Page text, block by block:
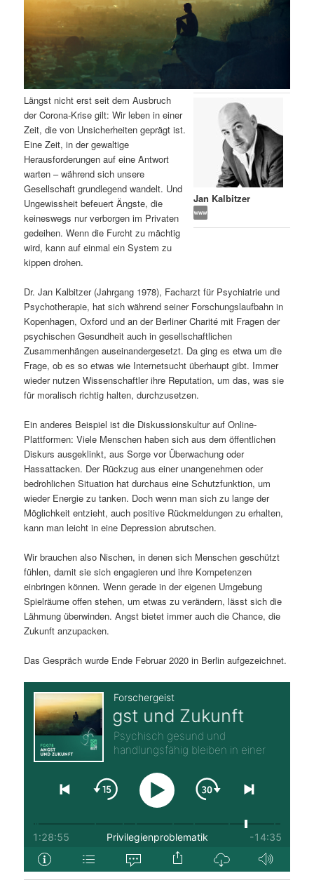
n
I
n
h
a
l
t
s
r
i
n
g
e
r
e
n
I
n
h
a
l
s
p
r
n
n
t
i
o
n
Jan Kalbitzer
Längst nicht erst seit dem Ausbruch
der Corona-Krise gilt: Wir leben in einer
Zeit, die von Unsicherheiten geprägt ist.
Eine Zeit, in der gewaltige
Herausforderungen auf eine Antwort
warten – während sich unsere
Gesellschaft grundlegend wandelt. Und
Ungewissheit befeuert Ängste, die
keineswegs nur verborgen im Privaten
gedeihen. Wenn die Furcht zu mächtig
wird, kann auf einmal ein System zu
kippen drohen.
Dr. Jan Kalbitzer (Jahrgang 1978), Facharzt für Psychiatrie und
Psychotherapie, hat sich während seiner Forschungslaufbahn in
Kopenhagen, Oxford und an der Berliner Charité mit Fragen der
psychischen Gesundheit auch in gesellschaftlichen
Zusammenhängen auseinandergesetzt. Da ging es etwa um die
Frage, ob es so etwas wie Internetsucht überhaupt gibt. Immer
wieder nutzen Wissenschaftler ihre Reputation, um das, was sie
für moralisch richtig halten, durchzusetzen.
Ein anderes Beispiel ist die Diskussionskultur auf Online-
Plattformen: Viele Menschen haben sich aus dem öffentlichen
Diskurs ausgeklinkt, aus Sorge vor Überwachung oder
Hassattacken. Der Rückzug aus einer unangenehmen oder
bedrohlichen Situation hat durchaus eine Schutzfunktion, um
wieder Energie zu tanken. Doch wenn man sich zu lange der
Möglichkeit entzieht, auch positive Rückmeldungen zu erhalten,
kann man leicht in eine Depression abrutschen.
Wir brauchen also Nischen, in denen sich Menschen geschützt
fühlen, damit sie sich engagieren und ihre Kompetenzen
einbringen können. Wenn gerade in der eigenen Umgebung
Spielräume offen stehen, um etwas zu verändern, lässt sich die
Lähmung überwinden. Angst bietet immer auch die Chance, die
Zukunft anzupacken.
Das Gespräch wurde Ende Februar 2020 in Berlin aufgezeichnet.